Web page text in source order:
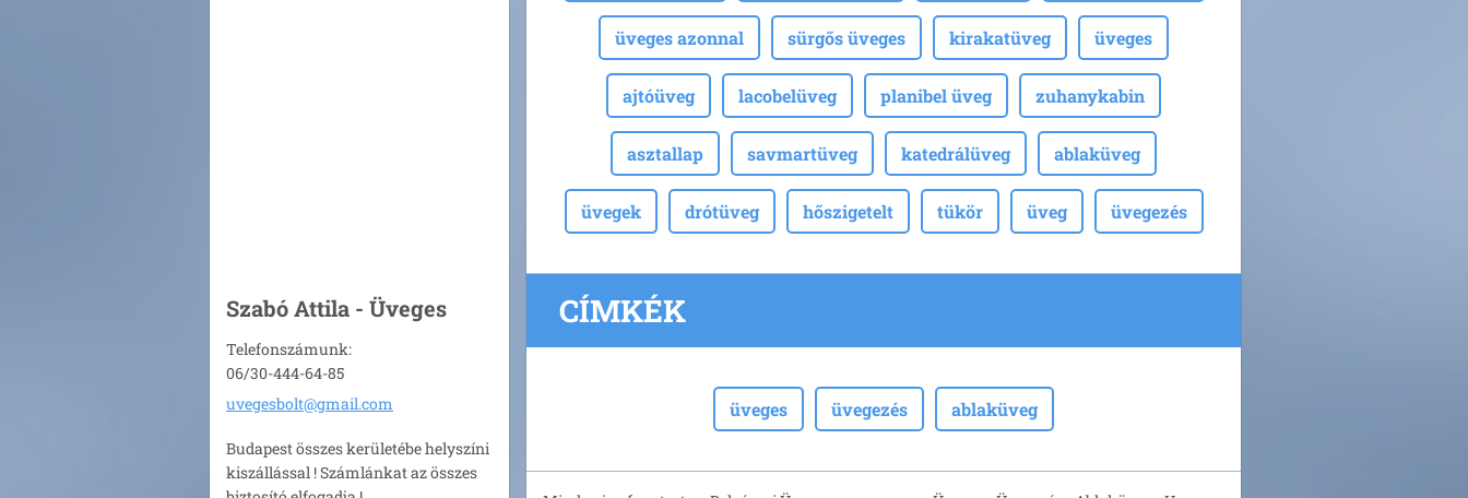
Szabó Attila - Üveges
Telefonszámunk:
06/30-444-64-85
uvegesbolt@gmail.com
Budapest összes kerületébe helyszíni
kiszállással ! Számlánkat az összes
üveges azonnal sürgős üveges kirakatüveg üveges
ajtóüveg lacobelüveg planibel üveg zuhanykabin
asztallap savmartüveg katedrálüveg ablaküveg
üvegek drótüveg hőszigetelt tükör üveg üvegezés
CÍMKÉK
üveges üvegezés ablaküveg